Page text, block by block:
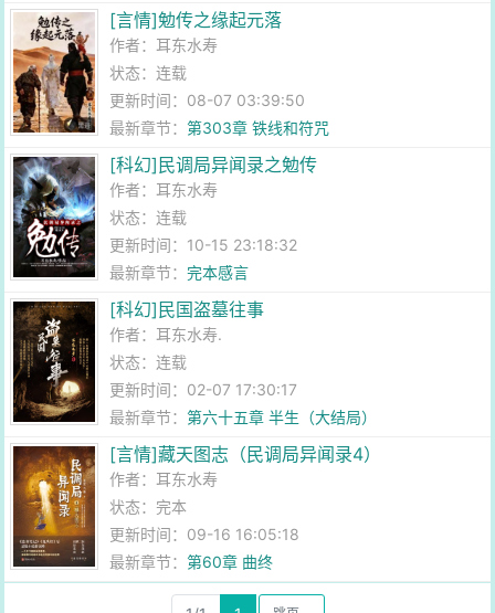
[言情]勉传之缘起元落
作者： 耳东水寿
状态：连载
更新时间：08-07 03:39:50
最新章节：第303章 铁线和符咒
[科幻]民调局异闻录之勉传
作者： 耳东水寿
状态：连载
更新时间：10-15 23:18:32
最新章节：完本感言
[科幻]民国盗墓往事
作者： 耳东水寿.
状态：连载
更新时间：02-07 17:30:17
最新章节：第六十五章 半生（大结局）
[言情]藏天图志（民调局异闻录4）
作者： 耳东水寿
状态：完本
更新时间：09-16 16:05:18
最新章节：第60章 曲终